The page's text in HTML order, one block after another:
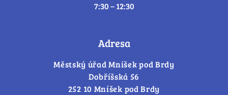
7:30 – 12:30
Adresa
Městský úřad Mníšek pod Brdy
Dobříšská 56
252 10 Mníšek pod Brdy